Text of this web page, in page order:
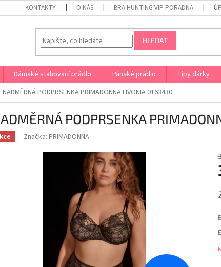
KONTAKTY O NÁS BRA HUNTING VIP PORADNA
HLEDAT
Dámské stahovací prádlo Pánské prádlo Tipy dárky
NADMĚRNÁ PODPRSENKA PRIMADONNA LIVONIA 0163430
PODPRSENKA
Značka: PRIMADONNA